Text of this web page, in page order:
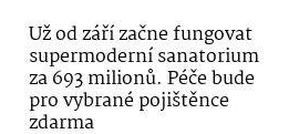
Už od září začne fungovat
supermoderní sanatorium
za 693 milionů. Péče bude
pro vybrané pojištěnce
zdarma